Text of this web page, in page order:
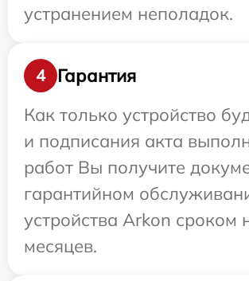
устранением неполадок.
4
Гарантия
Как только устройство
и подписания акта
работ Вы получите
гарантийном
устройства Arkon сроком
месяцев.